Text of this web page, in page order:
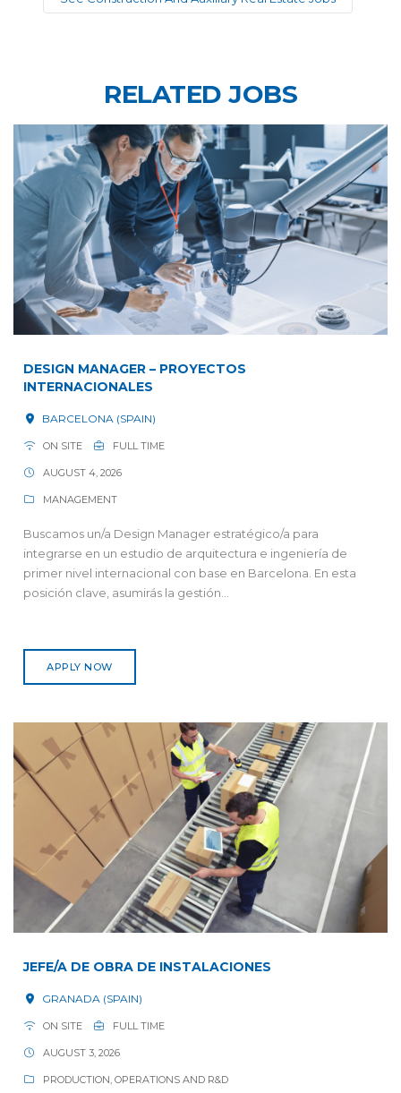
RELATED JOBS
DESIGN MANAGER – PROYECTOS
INTERNACIONALES
BARCELONA (SPAIN)
ON SITE FULL TIME
AUGUST 4, 2026
MANAGEMENT
Buscamos un/a Design Manager estratégico/a para
integrarse en un estudio de arquitectura e ingeniería de
primer nivel internacional con base en Barcelona. En esta
posición clave, asumirás la gestión...
APPLY NOW
JEFE/A DE OBRA DE INSTALACIONES
GRANADA (SPAIN)
ON SITE FULL TIME
AUGUST 3, 2026
PRODUCTION, OPERATIONS AND R&D